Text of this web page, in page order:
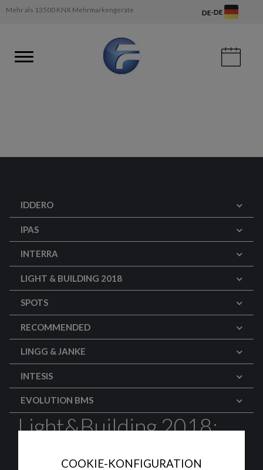
Mehr als 13500 KNX Mehrmarkengeräte DE-DE
IDDERO
IPAS
INTERRA
LIGHT & BUILDING 2018
SPOTS
RECOMMENDED
LINGG & JANKE
INTESIS
EVOLUTION BMS
Light&Building 2018:
MDT (english)
COOKIE-KONFIGURATION